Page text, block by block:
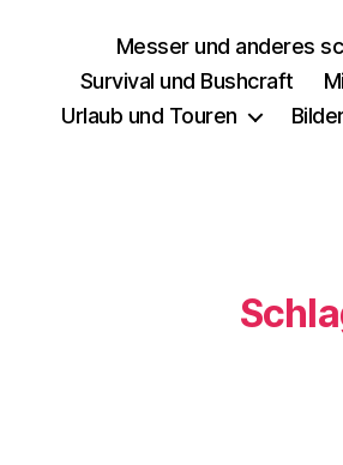
Messer und anderes
Survival und Bushcraft
Urlaub und Touren